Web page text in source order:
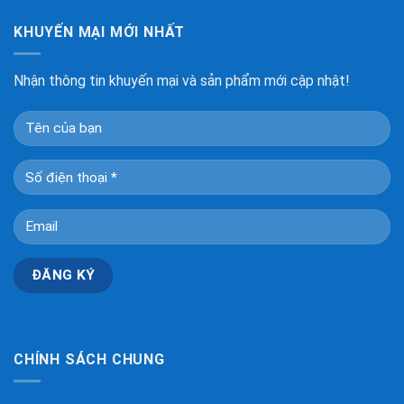
KHUYẾN MẠI MỚI NHẤT
Nhận thông tin khuyến mại và sản phẩm mới cập nhật!
CHÍNH SÁCH CHUNG